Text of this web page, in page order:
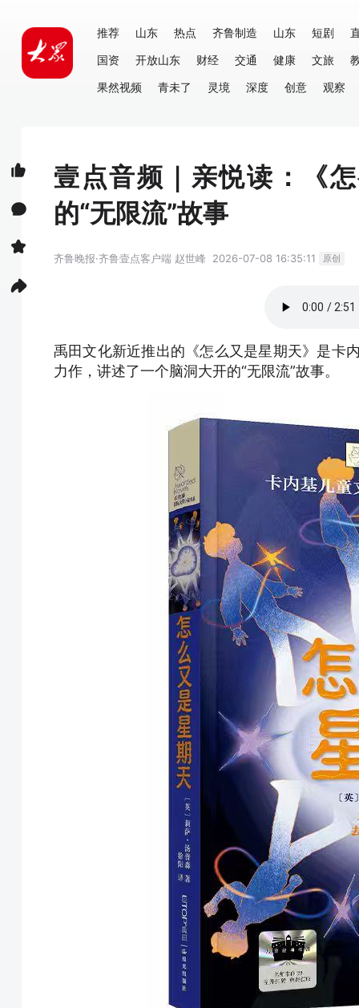
推荐 山东 热点 齐鲁制造 山东 短剧
国资
开放山东 财经 交通 健康 文旅
果然视频
青未了 灵境 深度 创意 观察
壹点音频｜亲悦读：《
的“无限流”故事
齐鲁晚报·齐鲁壹点客户端 赵世峰 2026-07-08 16:35:11 原创
禹田文化新近推出的《怎么又是星期天》是卡
力作，讲述了一个脑洞大开的“无限流”故事。